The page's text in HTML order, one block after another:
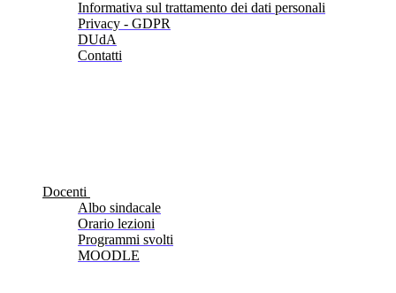
Informativa sul trattamento dei dati personali
Privacy - GDPR
DUdA
Contatti
Docenti
Albo sindacale
Orario lezioni
Programmi svolti
MOODLE